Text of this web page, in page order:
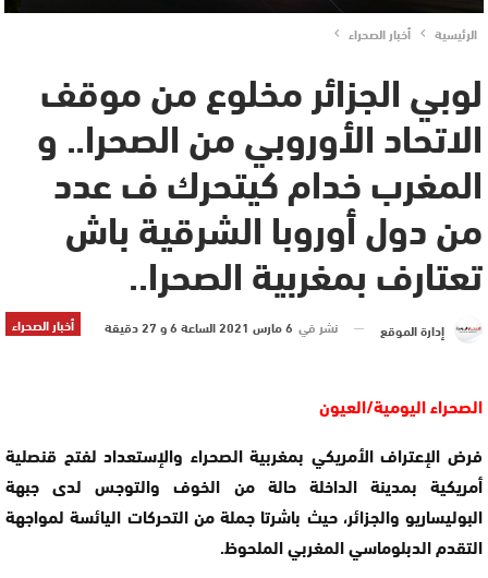
الرئيسية أخبار الصحراء
لوبي الجزائر مخلوع من موقف
الاتحاد الأوروبي من الصحرا.. و
المغرب خدام كيتحرك ف عدد
من دول أوروبا الشرقية باش
تعتارف بمغربية الصحرا..
أخبار الصحراء إدارة الموقع نشر في 6 مارس 2021 الساعة 6 و 27 دقيقة
الصحراء اليومية/العيون
فرض الإعتراف الأمريكي بمغربية الصحراء والإستعداد لفتح قنصلية
أمريكية بمدينة الداخلة حالة من الخوف والتوجس لدى جبهة
البوليساريو والجزائر، حيث باشرتا جملة من التحركات اليائسة لمواجهة
التقدم الدبلوماسي المغربي الملحوظ.